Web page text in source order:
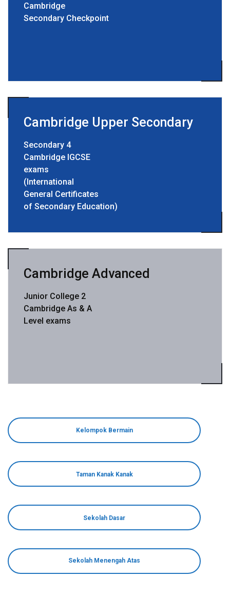
Cambridge
Secondary Checkpoint
Cambridge Upper Secondary
Secondary 4
Cambridge IGCSE
exams
(International
General Certificates
of Secondary Education)
Cambridge Advanced
Junior College 2
Cambridge As & A
Level exams
Kelompok Bermain
Taman Kanak Kanak
Sekolah Dasar
Sekolah Menengah Atas